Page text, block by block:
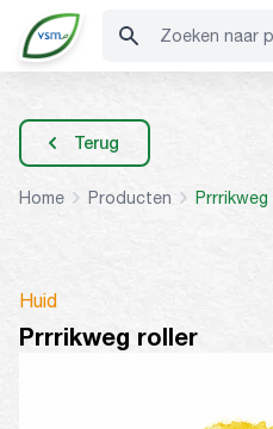
Zoeken naar
Terug
Home Producten
Huid
Prrrikweg roller